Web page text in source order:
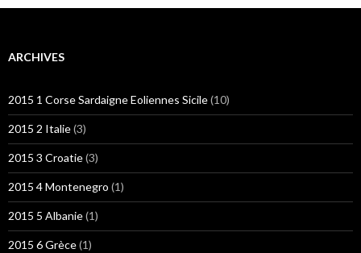
ARCHIVES
2015 1 Corse Sardaigne Eoliennes Sicile(10)
2015 2 Italie(3)
2015 3 Croatie(3)
2015 4 Montenegro (1)
2015 5 Albanie(1)
2015 6 Grèce(1)